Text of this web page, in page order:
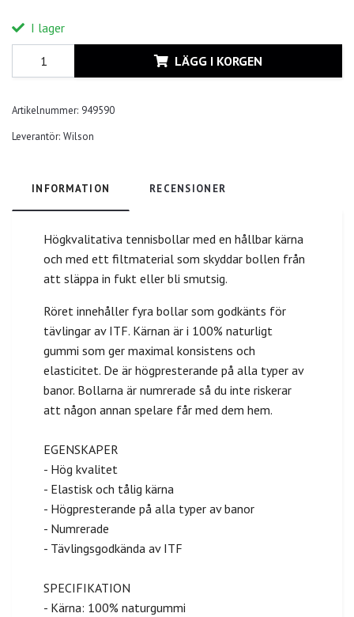
I lager
LÄGG I KORGEN
Artikelnummer: 949590
Leverantör: Wilson
INFORMATION RECENSIONER
Högkvalitativa tennisbollar med en hållbar kärna
och med ett filtmaterial som skyddar bollen från
att släppa in fukt eller bli smutsig.
Röret innehåller fyra bollar som godkänts för
tävlingar av ITF. Kärnan är i 100% naturligt
gummi som ger maximal konsistens och
elasticitet. De är högpresterande på alla typer av
banor. Bollarna är numrerade så du inte riskerar
att någon annan spelare får med dem hem.
EGENSKAPER
- Hög kvalitet
- Elastisk och tålig kärna
- Högpresterande på alla typer av banor
- Numrerade
- Tävlingsgodkända av ITF
SPECIFIKATION
- Kärna: 100% naturgummi